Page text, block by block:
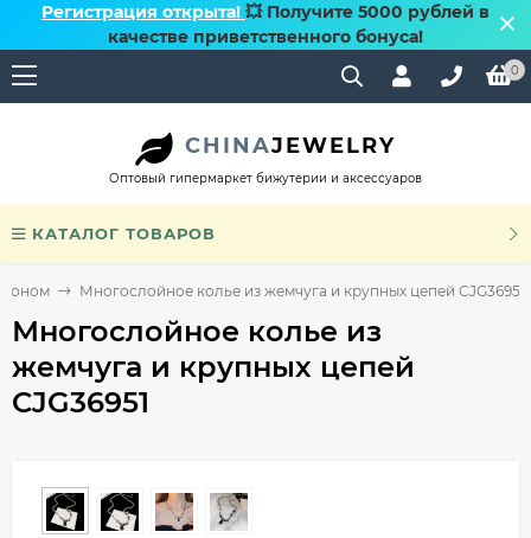
Регистрация открыта! 💥 Получите 5000 рублей в
качестве приветственного бонуса!
0
CHINAJEWELRY
Оптовый гипермаркет бижутерии и аксессуаров
КАТАЛОГ ТОВАРОВ
Многослойное колье из жемчуга и крупных цепей CJG36951
Многослойное колье из
жемчуга и крупных цепей
CJG36951